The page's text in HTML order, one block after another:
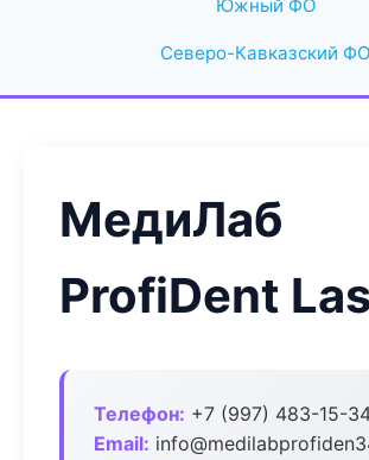
Южный ФО
Северо-Кавказский ФО
МедиЛаб
ProfiDent
Телефон: +7 (997) 483-15-
Email: